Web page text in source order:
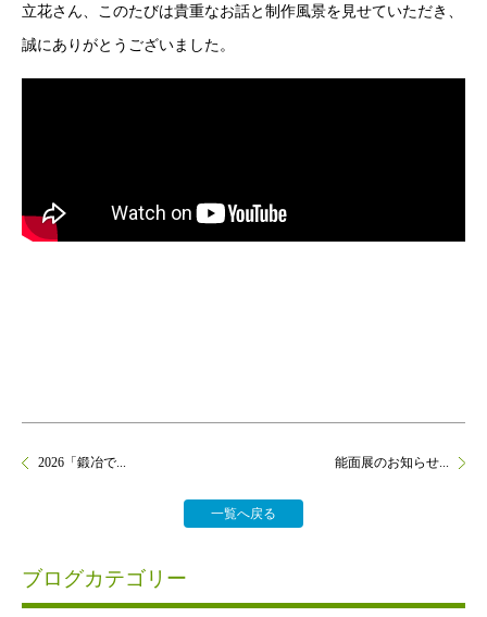
⽴花さん、このたびは貴重なお話と制作⾵景を⾒せていただき、
誠にありがとうございました。
2026「鍛冶で...
一覧へ戻る
能面展のお知らせ...
ブログカテゴリー